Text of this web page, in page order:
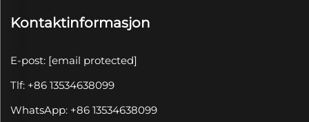
Kontaktinformasjon
E-post: [email protected]
Tlf: +86 13534638099
WhatsApp: +86 13534638099